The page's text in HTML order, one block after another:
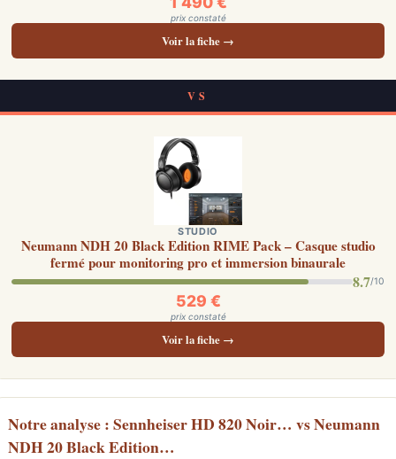
prix constaté
Voir la fiche →
VS
STUDIO
Neumann NDH 20 Black Edition RIME Pack – Casque studio
fermé pour monitoring pro et immersion binaurale
8.7/10
529 €
prix constaté
Voir la fiche →
Notre analyse : Sennheiser HD 820 Noir… vs Neumann
NDH 20 Black Edition…